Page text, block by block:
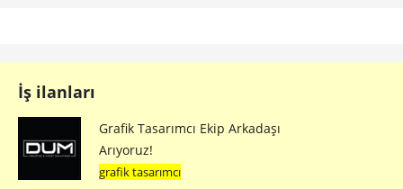
İş ilanları
Grafik Tasarımcı Ekip Arkadaşı
Arıyoruz!
grafik tasarımcı